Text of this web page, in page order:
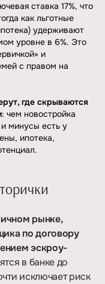
ставка 17%, что
как льготные
удерживают
уровне в 6%. Это
и
с правом на
где скрываются
: чем новостройка
минусы есть у
ипотека,
рынке,
по договору
эскроу-
в банке до
исключает риск